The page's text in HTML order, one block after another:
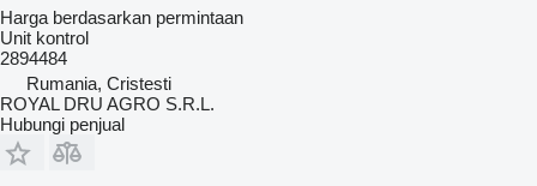
Harga berdasarkan permintaan
Unit kontrol
2894484
Rumania, Cristesti
ROYAL DRU AGRO S.R.L.
Hubungi penjual